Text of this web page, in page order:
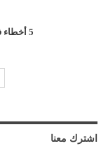
5 أخطاء في التنظيف تجذب الغبار إلى المنزل
اشترك معنا